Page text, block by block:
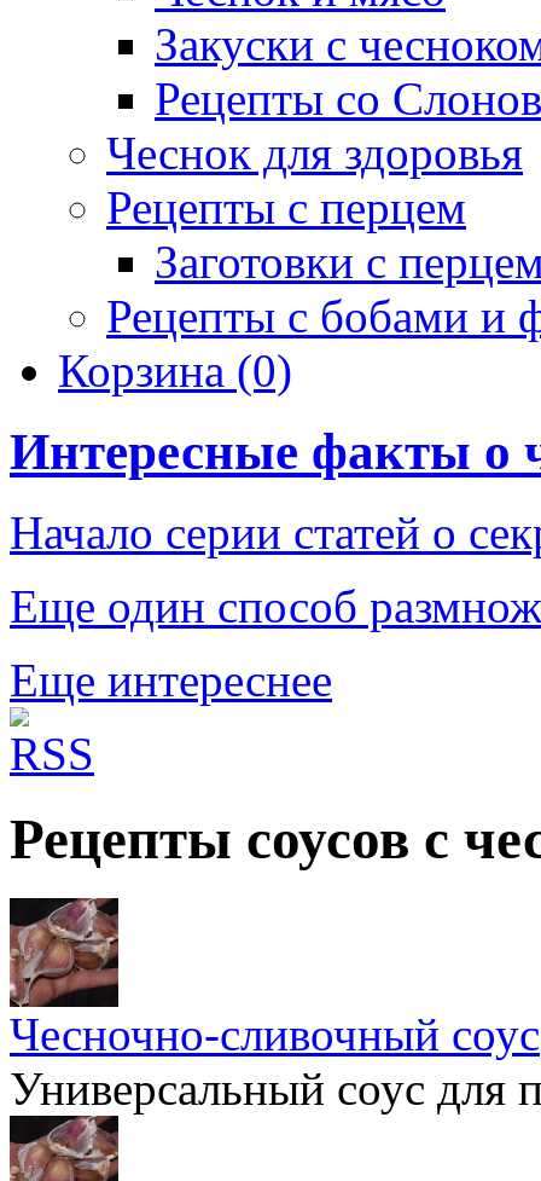
Закуски с
Рецепты со
Чеснок для здоровья
Рецепты с перцем
Заготовки с
Рецепты с бобами и
Корзина (0)
Интересные факты о
Начало серии статей о
Еще один способ
Еще интереснее
Рецепты соусов с
Чесночно-сливочный соус
Универсальный соус для